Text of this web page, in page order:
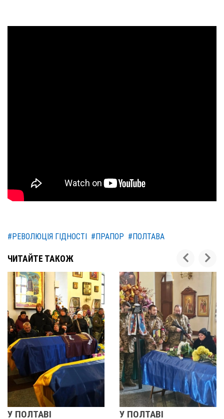
#РЕВОЛЮЦІЯ ГІДНОСТІ #ПРАПОР #ПОЛТАВА
ЧИТАЙТЕ ТАКОЖ